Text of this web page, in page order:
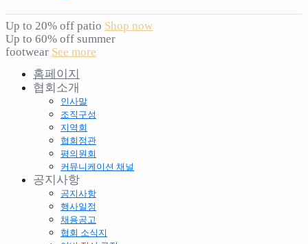
Up to 20% off patio Shop now
Up to 60% off summer
footwear See more
홈페이지
협회소개
인사말
조직구성
지역회
협회정관
평의원회
커뮤니케이션 채널
공지사항
공지사항
행사일정
채용공고
협회 소식지